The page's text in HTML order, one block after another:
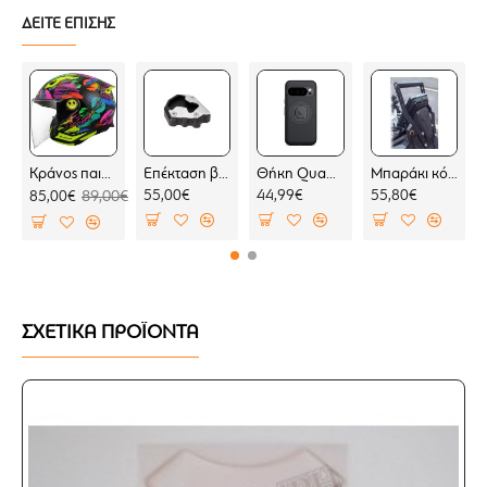
Κατασκευασμένοι από αλουμίνιο και βαμμένοι με
Κατάλληλοι για μοτοσυκλέτες με τιμόνι
διαμέτρου 28 χιλ.
Εύκολη εγκατάσταση
ΔΕΙΤΕ ΕΠΙΣΗΣ
Κράνος παιδικό LS2 Funny II OF622 Joy
85,00€ 89,00€
Επέκταση βάσης πλαϊνού σταντ SW-Motech Moto Guzzi Stelvio 23-
55,00€
Θήκη Quad Lock MAG Google Pixel 10 Pro (μαγνητική)
44,99€
Μπαράκι κόκπιτ KOVE 800 X PRO
55,80€
ΣΧΕΤΙΚΑ ΠΡΟΪΟΝΤΑ